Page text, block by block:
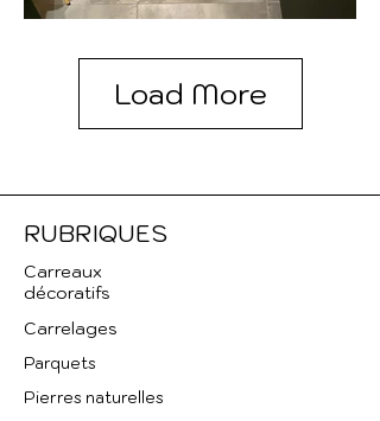
Load More
RUBRIQUES
Carreaux
décoratifs
Carrelages
Parquets
Pierres naturelles